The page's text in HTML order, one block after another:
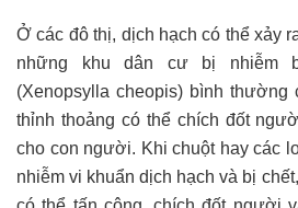
Ở các đô thị, dịch hạch có thể xảy
những khu dân cư bị nhiễm
(Xenopsylla cheopis) bình thường
thỉnh thoảng có thể chích đốt
cho con người. Khi chuột hay các
nhiễm vi khuẩn dịch hạch và bị